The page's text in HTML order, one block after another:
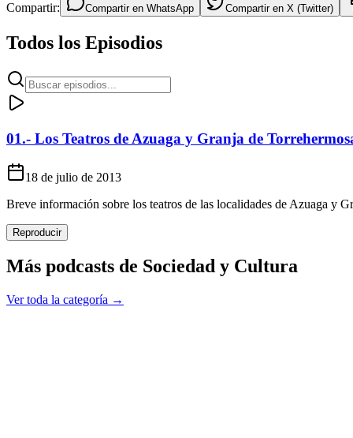
Compartir: Compartir en WhatsApp Compartir en X (Twitter)
Todos los Episodios
01.- Los Teatros de Azuaga y Granja de
18 de julio de 2013
Breve información sobre los teatros de las localidades de Azuaga y
Reproducir
Más podcasts de Sociedad y Cultura
Ver toda la categoría →